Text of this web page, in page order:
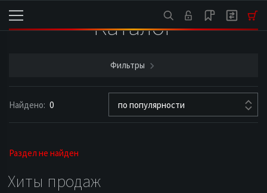
Каталог
Фильтры
Найдено: 0 по популярности
Раздел не найден
Хиты продаж